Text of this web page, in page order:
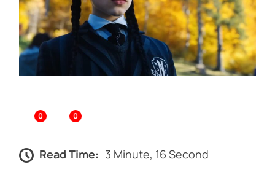
0 0
Read Time: 3 Minute, 16 Second